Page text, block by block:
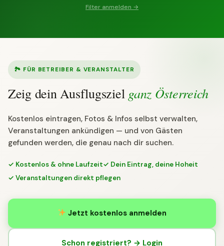
Filter anmelden →
🏞 FÜR BETREIBER & VERANSTALTER
Zeig dein Ausflugsziel ganz Österreich
Kostenlos eintragen, Fotos & Infos selbst verwalten,
Veranstaltungen ankündigen — und von Gästen
gefunden werden, die genau nach dir suchen.
✓ Kostenlos & ohne Laufzeit✓ Dein Eintrag, deine Hoheit
✓ Veranstaltungen direkt pflegen
Jetzt kostenlos anmelden
Schon registriert? → Login